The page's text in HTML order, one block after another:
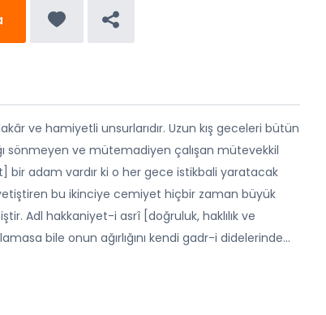
ve hamiyetli unsurlarıdır. Uzun kış geceleri bütün
sönmeyen ve mütemadiyen çalışan mütevekkil
bir adam vardır ki o her gece istikbali yaratacak
bu ikinciye cemiyet hiçbir zaman büyük
Adl hakkaniyet-i asrî [doğruluk, haklılık ve
bile onun ağırlığını kendi gadr-i didelerinde...